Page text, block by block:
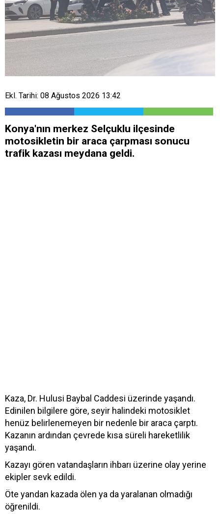
Ekl. Tarihi: 08 Ağustos 2026 13:42
Konya'nın merkez Selçuklu ilçesinde
motosikletin bir araca çarpması sonucu
trafik kazası meydana geldi.
Kaza, Dr. Hulusi Baybal Caddesi üzerinde yaşandı.
Edinilen bilgilere göre, seyir halindeki motosiklet
henüz belirlenemeyen bir nedenle bir araca çarptı.
Kazanın ardından çevrede kısa süreli hareketlilik
yaşandı.
Kazayı gören vatandaşların ihbarı üzerine olay yerine
ekipler sevk edildi.
Öte yandan kazada ölen ya da yaralanan olmadığı
öğrenildi.